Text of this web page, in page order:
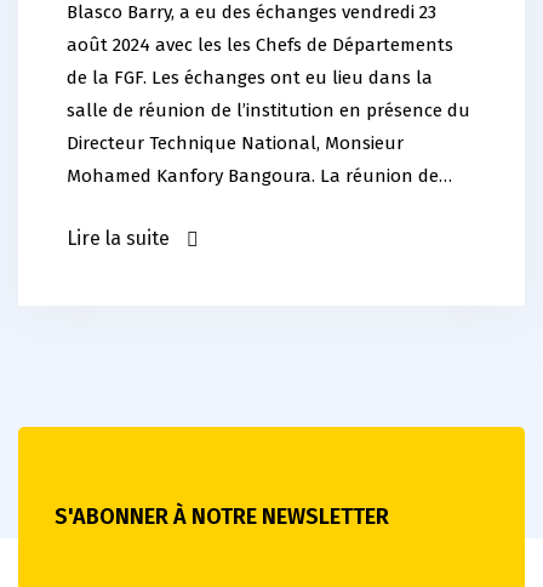
Blasco Barry, a eu des échanges vendredi 23
août 2024 avec les les Chefs de Départements
de la FGF. Les échanges ont eu lieu dans la
salle de réunion de l’institution en présence du
Directeur Technique National, Monsieur
Mohamed Kanfory Bangoura. La réunion de…
Lire la suite
S'ABONNER À NOTRE NEWSLETTER